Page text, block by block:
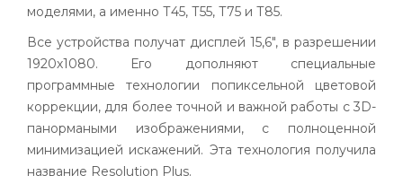
моделями, а именно Т45, Т55, Т75 и Т85.
Все устройства получат дисплей 15,6", в разрешении
1920х1080. Его дополняют специальные
программные технологии попиксельной цветовой
коррекции, для более точной и важной работы с 3D-
панормаными изображениями, с полноценной
минимизацией искажений. Эта технология получила
название Resolution Plus.